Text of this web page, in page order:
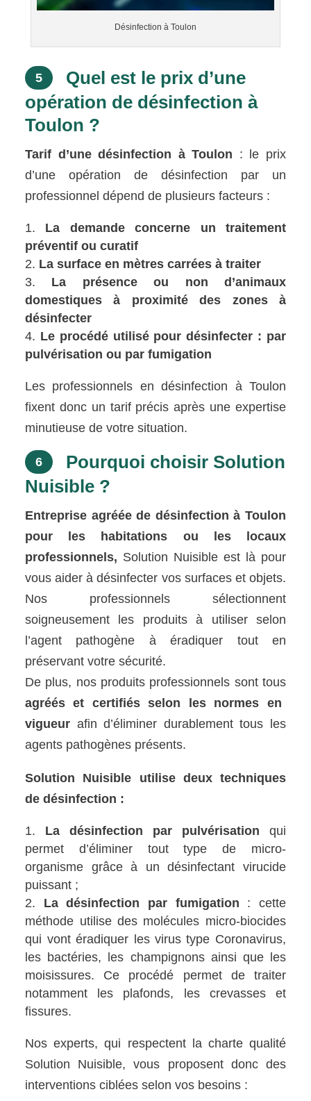
Désinfection à Toulon
5
Quel est le prix d’une
opération de désinfection à
Toulon ?
Tarif d’une désinfection à Toulon : le prix
d’une opération de désinfection par un
professionnel dépend de plusieurs facteurs :
La demande concerne un traitement
préventif ou curatif
La surface en mètres carrées à traiter
La présence ou non d’animaux
domestiques à proximité des zones à
désinfecter
Le procédé utilisé pour désinfecter : par
pulvérisation ou par fumigation
Les professionnels en désinfection à Toulon
fixent donc un tarif précis après une expertise
minutieuse de votre situation.
6
Pourquoi choisir Solution
Nuisible ?
Entreprise agréée de désinfection à Toulon
pour les habitations ou les locaux
professionnels, Solution Nuisible est là pour
vous aider à désinfecter vos surfaces et objets.
Nos professionnels sélectionnent
soigneusement les produits à utiliser selon
l’agent pathogène à éradiquer tout en
préservant votre sécurité.
De plus, nos produits professionnels sont tous
agréés et certifiés selon les normes en
vigueur afin d’éliminer durablement tous les
agents pathogènes présents.
Solution Nuisible utilise deux techniques
de désinfection :
La désinfection par pulvérisation qui
permet d’éliminer tout type de micro-
organisme grâce à un désinfectant virucide
puissant ;
La désinfection par fumigation : cette
méthode utilise des molécules micro-biocides
qui vont éradiquer les virus type Coronavirus,
les bactéries, les champignons ainsi que les
moisissures. Ce procédé permet de traiter
notamment les plafonds, les crevasses et
fissures.
Nos experts, qui respectent la charte qualité
Solution Nuisible, vous proposent donc des
interventions ciblées selon vos besoins :